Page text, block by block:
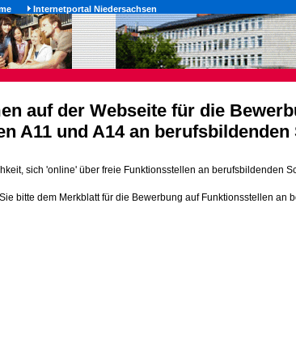
Internetportal Niedersachsen
auf der Webseite für die
A11 und A14 an
sich 'online' über freie Funktionsstellen an berufsbildenden
bitte dem Merkblatt für die Bewerbung auf Funktionsstellen an